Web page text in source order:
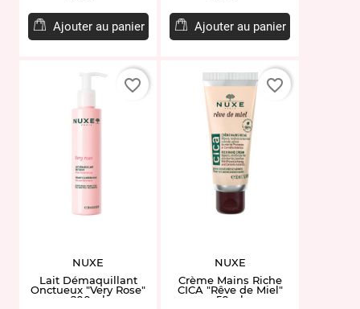
Ajouter au panier Ajouter au panier
NUXE
Lait Démaquillant
Onctueux "Very Rose"
200ml
favorite_border
NUXE
Crème Mains Riche
CICA "Rêve de Miel"
50ml
favorite_border